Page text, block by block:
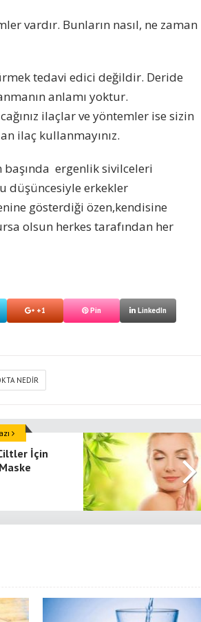
vardır. Bunların nasıl, ne zaman
tedavi edici değildir. Deride
anlamı yoktur.
ilaçlar ve yöntemler ise sizin
ilaç kullanmayınız.
başında ergenlik sivilceleri
düşüncesiyle erkekler
gösterdiği özen,kendisine
olsun herkes tarafından her
+1 Pin LinkedIn
NEDIR
İçin